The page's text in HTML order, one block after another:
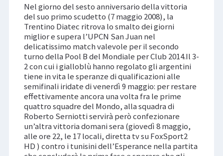
Nel giorno del sesto anniversario della vittoria
del suo primo scudetto (7 maggio 2008), la
Trentino Diatec ritrova lo smalto dei giorni
miglior e supera l’UPCN San Juan nel
delicatissimo match valevole per il secondo
turno della Pool B del Mondiale per Club 2014.Il 3-
2 con cui i gialloblù hanno regolato gli argentini
tiene in vita le speranze di qualificazioni alle
semifinali iridate di venerdì 9 maggio: per restare
effettivamente ancora una volta fra le prime
quattro squadre del Mondo, alla squadra di
Roberto Serniotti servirà però confezionare
un’altra vittoria domani sera (giovedì 8 maggio,
alle ore 22, le 17 locali, diretta tv su FoxSport2
HD ) contro i tunisini dell’Esperance nella partita